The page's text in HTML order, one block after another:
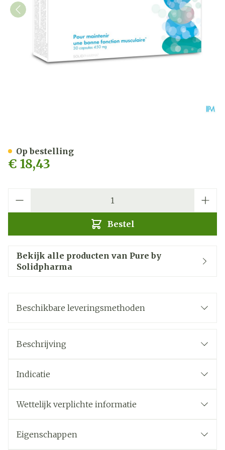
€ 18,43
Bestel
Op bestelling
Bekijk alle producten van Pure by
Solidpharma
Beschikbare leveringsmethoden
Beschrijving
Indicatie
Wettelijk verplichte informatie
Eigenschappen